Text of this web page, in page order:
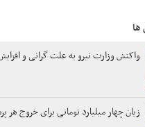
ها
واکنش وزارت نیرو به علت گرانی و
زیان چهار میلیارد تومانی برای خروج هر